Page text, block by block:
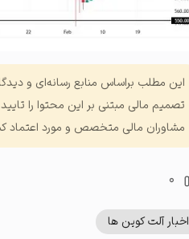
این مطلب براساس منابع رسانه‌ای و
تصمیم مالی مبتنی بر این محتوا را
مشاوران مالی متخصص و مورد اعتماد
0
اخبار آلت کوین ها